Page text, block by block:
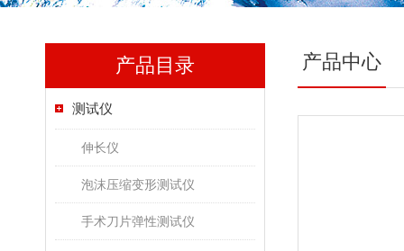
产品目录
测试仪
伸长仪
泡沫压缩变形测试仪
手术刀片弹性测试仪
产品中心